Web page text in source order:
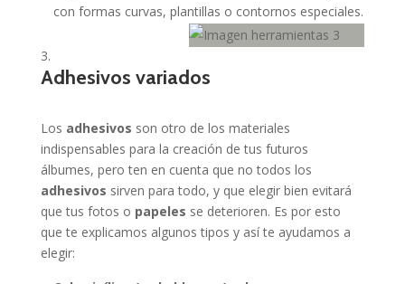
con formas curvas, plantillas o contornos especiales.
Adhesivos variados
Los adhesivos son otro de los materiales
indispensables para la creación de tus futuros
álbumes, pero ten en cuenta que no todos los
adhesivos sirven para todo, y que elegir bien evitará
que tus fotos o papeles se deterioren. Es por esto
que te explicamos algunos tipos y así te ayudamos a
elegir: